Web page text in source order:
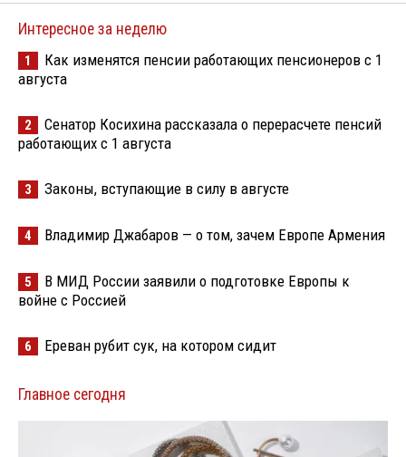
Интересное за неделю
1
Как изменятся пенсии работающих пенсионеров с 1
августа
2
Сенатор Косихина рассказала о перерасчете пенсий
работающих с 1 августа
3 Законы, вступающие в силу в августе
4 Владимир Джабаров — о том, зачем Европе Армения
5
В МИД России заявили о подготовке Европы к
войне с Россией
6 Ереван рубит сук, на котором сидит
Главное сегодня